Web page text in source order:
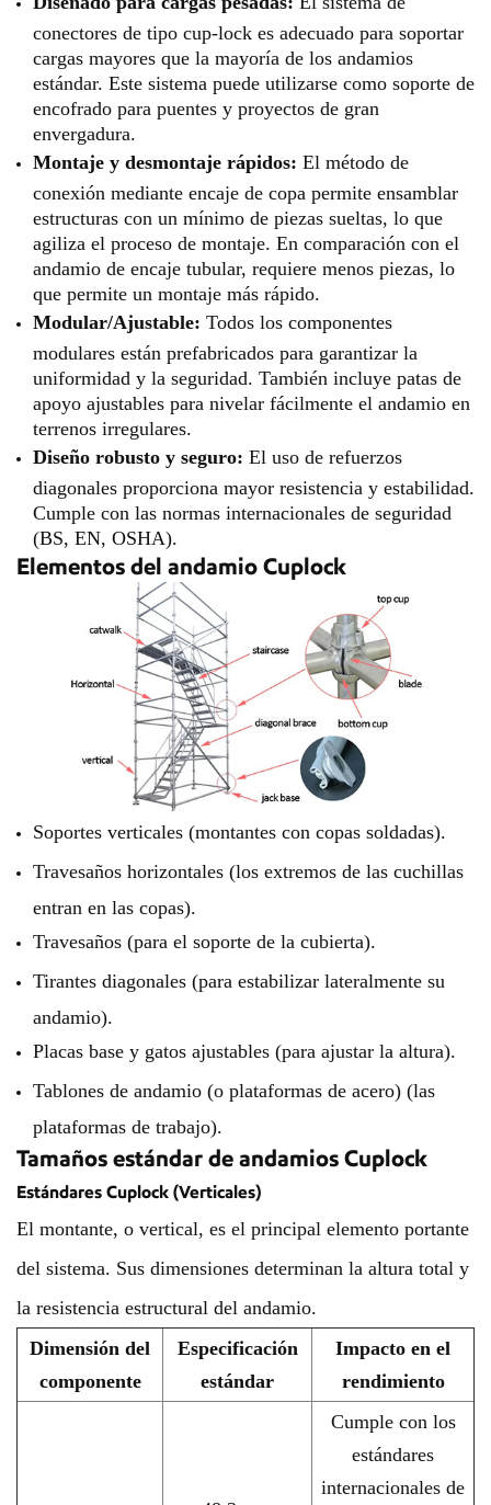
conectores de tipo cup-lock es adecuado para soportar
cargas mayores que la mayoría de los andamios
estándar. Este sistema puede utilizarse como soporte de
encofrado para puentes y proyectos de gran
envergadura.
Montaje y desmontaje rápidos: El método de
conexión mediante encaje de copa permite ensamblar
estructuras con un mínimo de piezas sueltas, lo que
agiliza el proceso de montaje. En comparación con el
andamio de encaje tubular, requiere menos piezas, lo
que permite un montaje más rápido.
Modular/Ajustable: Todos los componentes
modulares están prefabricados para garantizar la
uniformidad y la seguridad. También incluye patas de
apoyo ajustables para nivelar fácilmente el andamio en
terrenos irregulares.
Diseño robusto y seguro: El uso de refuerzos
diagonales proporciona mayor resistencia y estabilidad.
Cumple con las normas internacionales de seguridad
(BS, EN, OSHA).
Elementos del andamio Cuplock
Soportes verticales (montantes con copas soldadas).
Travesaños horizontales (los extremos de las cuchillas
entran en las copas).
Travesaños (para el soporte de la cubierta).
Tirantes diagonales (para estabilizar lateralmente su
andamio).
Placas base y gatos ajustables (para ajustar la altura).
Tablones de andamio (o plataformas de acero) (las
plataformas de trabajo).
Tamaños estándar de andamios Cuplock
Estándares Cuplock (Verticales)
El montante, o vertical, es el principal elemento portante
del sistema. Sus dimensiones determinan la altura total y
la resistencia estructural del andamio.
Dimensión del
componente
Especificación
estándar
Impacto en el
rendimiento
Cumple con los
estándares
internacionales de